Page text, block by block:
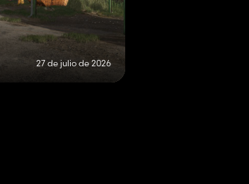
27 de julio de 2026